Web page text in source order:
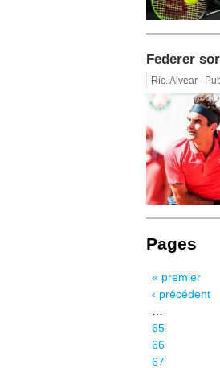
Federer
Ric. Alvear-
Pages
« premier
‹ précédent
65
66
67